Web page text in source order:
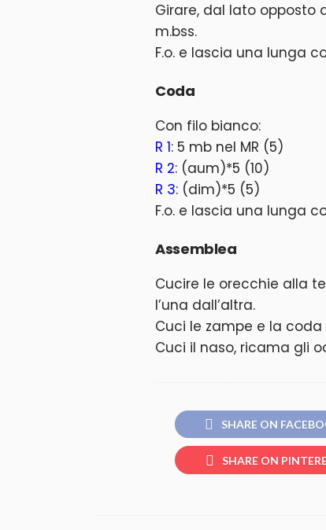
Girare, dal lato opposto
m.bss.
F.o. e lascia una lunga
Coda
Con filo bianco:
R 1: 5 mb nel MR (5)
R 2: (aum)*5 (10)
R 3: (dim)*5 (5)
F.o. e lascia una lunga
Assemblea
Cucire le orecchie alla
l’una dall’altra.
Cuci le zampe e la coda
Cuci il naso, ricama gli
SHARE ON
SHARE ON